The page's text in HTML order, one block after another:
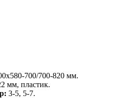
700/700-820 мм.
мм, пластик.
3-5, 5-7.